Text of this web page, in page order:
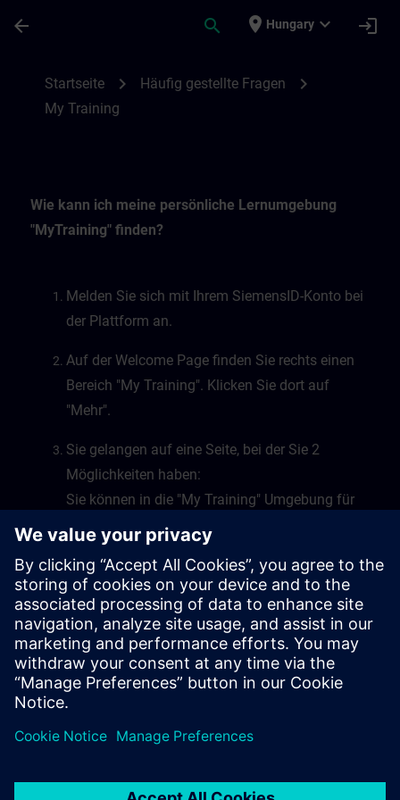
arrow_back search place Hungary expand_more login
Startseite chevron_right Häufig gestellte Fragen chevron_right
My Training
Wie kann ich meine persönliche Lernumgebung
"MyTraining" finden?
Melden Sie sich mit Ihrem SiemensID-Konto bei
der Plattform an.
Auf der Welcome Page finden Sie rechts einen
Bereich "My Training". Klicken Sie dort auf
"Mehr".
Sie gelangen auf eine Seite, bei der Sie 2
Möglichkeiten haben:
Sie können in die "My Training" Umgebung für
Learning Events oder Learning Journeys
wechseln, oder Sie wechseln in die "My Plan"
Umgebung von SITRAIN access.